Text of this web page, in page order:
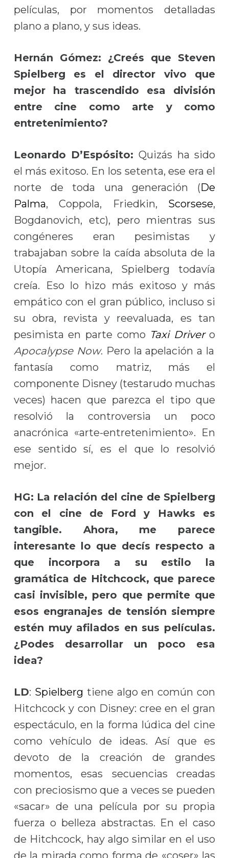
películas, por momentos detalladas
plano a plano, y sus ideas.
Hernán Gómez: ¿Creés que Steven
Spielberg es el director vivo que
mejor ha trascendido esa división
entre cine como arte y como
entretenimiento?
Leonardo D’Espósito: Quizás ha sido
el más exitoso. En los setenta, ese era el
norte de toda una generación (De
Palma, Coppola, Friedkin, Scorsese,
Bogdanovich, etc), pero mientras sus
congéneres eran pesimistas y
trabajaban sobre la caída absoluta de la
Utopía Americana, Spielberg todavía
creía. Eso lo hizo más exitoso y más
empático con el gran público, incluso si
su obra, revista y reevaluada, es tan
pesimista en parte como Taxi Drivero
Apocalypse Now. Pero la apelación a la
fantasía como matriz, más el
componente Disney (testarudo muchas
veces) hacen que parezca el tipo que
resolvió la controversia un poco
anacrónica «arte-entretenimiento». En
ese sentido sí, es el que lo resolvió
mejor.
HG: La relación del cine de Spielberg
con el cine de Ford y Hawks es
tangible. Ahora, me parece
interesante lo que decís respecto a
que incorpora a su estilo la
gramática de Hitchcock, que parece
casi invisible, pero que permite que
esos engranajes de tensión siempre
estén muy afilados en sus películas.
¿Podes desarrollar un poco esa
idea?
LD: Spielberg tiene algo en común con
Hitchcock y con Disney: cree en el gran
espectáculo, en la forma lúdica del cine
como vehículo de ideas. Así que es
devoto de la creación de grandes
momentos, esas secuencias creadas
con preciosismo que a veces se pueden
«sacar» de una película por su propia
fuerza o belleza abstractas. En el caso
de Hitchcock, hay algo similar en el uso
de la mirada como forma de «coser» las